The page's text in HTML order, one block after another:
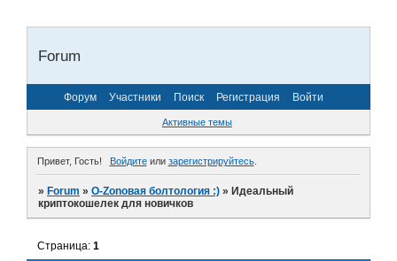
Forum
Форум Участники Поиск Регистрация Войти
Активные темы
Привет, Гость! Войдитеили зарегистрируйтесь.
»Forum »O-Zonoвая болтология :) »Идеальный
криптокошелек для новичков
Страница:1